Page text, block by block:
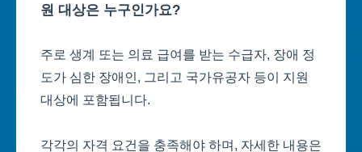
원 대상은 누구인가요?
주로 생계 또는 의료 급여를 받는 수급자, 장애 정
도가 심한 장애인, 그리고 국가유공자 등이 지원
대상에 포함됩니다.
각각의 자격 요건을 충족해야 하며, 자세한 내용은